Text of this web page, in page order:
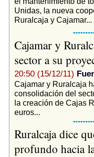
Unidas, la nueva
Ruralcaja y Cajamar...
Cajamar y
sector a su
20:50 (15/12/11)
Cajamar y Ruralcaja
consolidación del
la creación de Cajas
euros...
Ruralcaja dice
profundo hacia